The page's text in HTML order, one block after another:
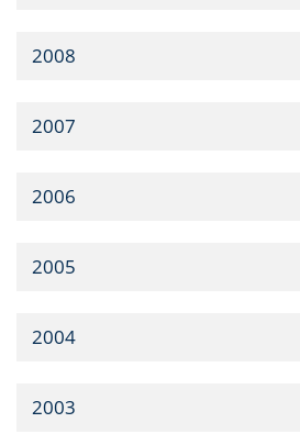
2008
2007
2006
2005
2004
2003